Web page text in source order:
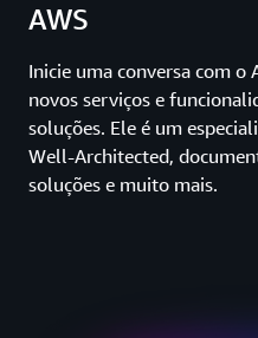
AWS
Inicie uma conversa com o
novos serviços e
soluções. Ele é um
Well-Architected,
soluções e muito mais.